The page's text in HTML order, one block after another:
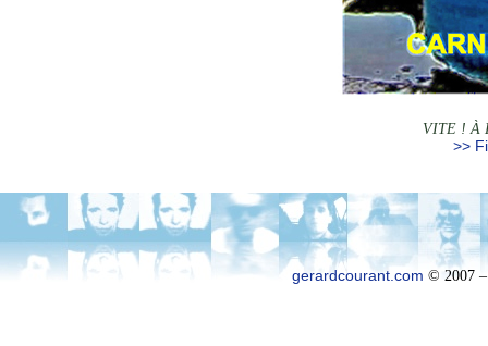
VITE ! À
>>
gerardcourant.com © 2007